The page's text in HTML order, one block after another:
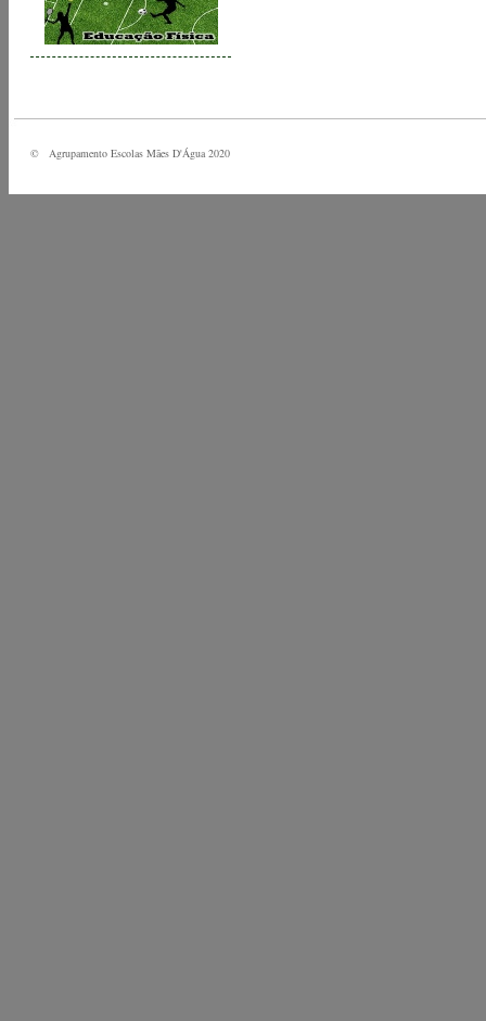
© Agrupamento Escolas Mães D'Água 2020